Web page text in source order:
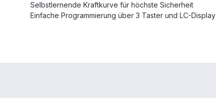
Selbstlernende Kraftkurve für höchste Sicherheit
Einfache Programmierung über 3 Taster und LC-Display